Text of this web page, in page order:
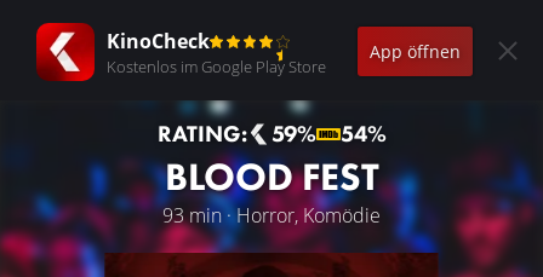
KinoCheck
Kostenlos im Google Play Store
App öffnen
RATING: 59% 54%
BLOOD FEST
93 min · Horror, Komödie